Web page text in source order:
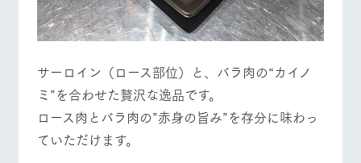
サーロイン（ロース部位）と、バラ肉の“カイノ
ミ”を合わせた贅沢な逸品です。
ロース肉とバラ肉の”赤身の旨み”を存分に味わっ
ていただけます。